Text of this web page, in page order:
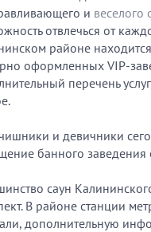
и веселого
отвлечься от
районе
оформленных VIP-
перечень
и девичники
банного заведения
саун
В районе станции
дополнительную